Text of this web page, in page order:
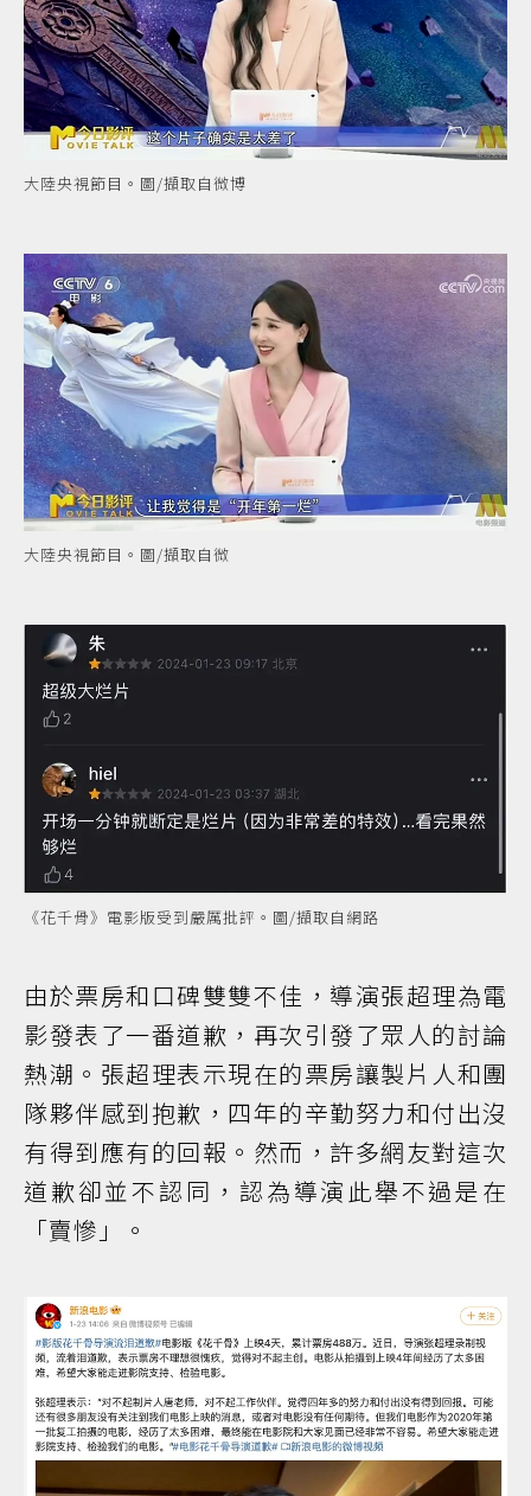
大陸央視節目。圖/擷取自微博
大陸央視節目。圖/擷取自微
《花千骨》電影版受到嚴厲批評。圖/擷取自網路
由於票房和口碑雙雙不佳，導演張超理為電
影發表了一番道歉，再次引發了眾人的討論
熱潮。張超理表示現在的票房讓製片人和團
隊夥伴感到抱歉，四年的辛勤努力和付出沒
有得到應有的回報。然而，許多網友對這次
道歉卻並不認同，認為導演此舉不過是在
「賣慘」。